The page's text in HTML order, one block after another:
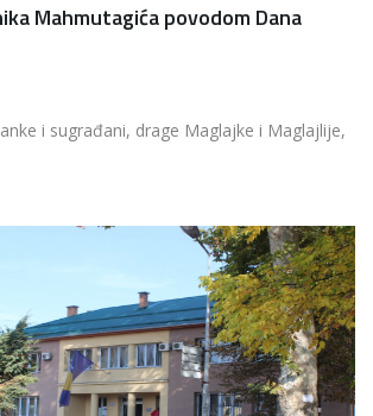
Mahmutagića povodom Dana
i sugrađani, drage Maglajke i Maglajlije,